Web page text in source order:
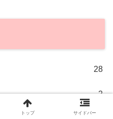
28
2
トップ サイドバー